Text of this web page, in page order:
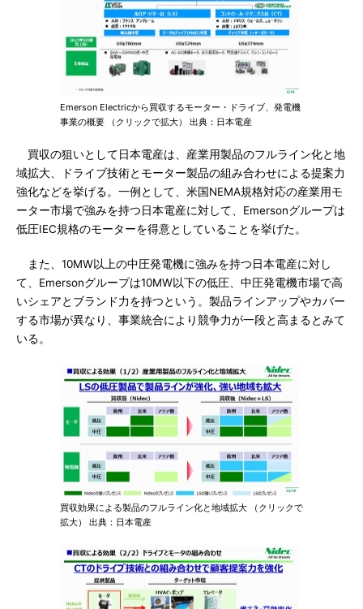
Emerson Electricから買収するモーター・ドライブ、発電機
事業の概要 （クリックで拡大） 出典：日本電産
買収の狙いとして日本電産は、産業用製品のフルライン化と地
域拡大、ドライブ技術とモーター製品の組み合わせによる提案力
強化などを挙げる。一例として、米国NEMA規格対応の産業用モ
ーター市場で強みを持つ日本電産に対して、Emersonグループは
低圧IEC規格のモーターを得意としていることを挙げた。
また、10MW以上の中圧発電機に強みを持つ日本電産に対し
て、Emersonグループは10MW以下の低圧、中圧発電機市場で高
いシェアとブランド力を持つという。製品ラインアップやカバー
する市場が異なり、事業統合により競争力が一段と高まるとみて
いる。
買収効果による製品のフルライン化と地域拡大 （クリックで
拡大） 出典：日本電産